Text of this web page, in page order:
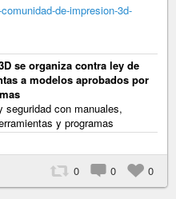
de-impresion-3d-
se organiza contra ley de
a modelos aprobados por
con manuales,
y programas
0 0 0